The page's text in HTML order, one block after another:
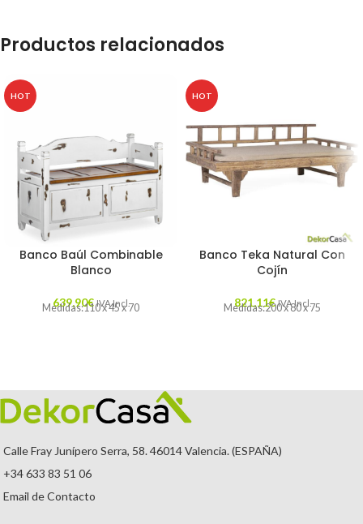
Productos relacionados
HOT
Banco Baúl Combinable
Blanco
639,90€ IVA Incl.
Medidas:110 x 45 x 70
HOT
Banco Teka Natural Con
Cojín
821,11€ IVA Incl.
Medidas:200 x 80 x 75
Calle Fray Junípero Serra, 58. 46014 Valencia. (ESPAÑA)
+34 633 83 51 06
Email de Contacto